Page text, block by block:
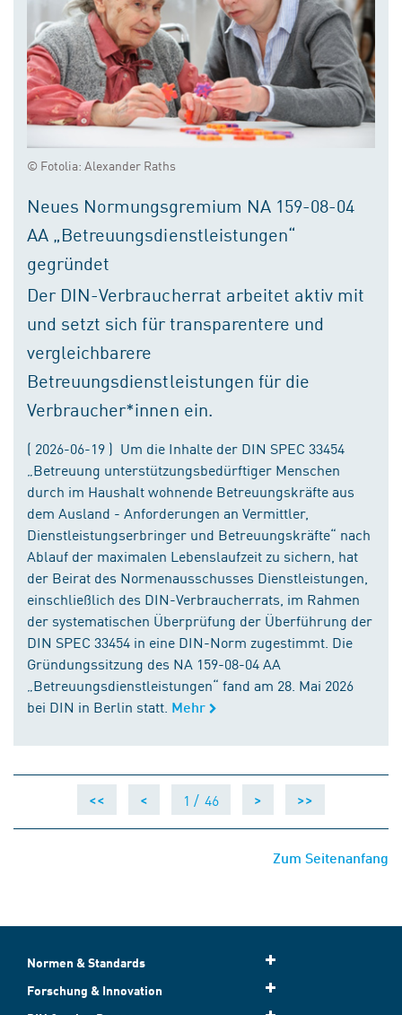
© Fotolia: Alexander Raths
Neues Normungsgremium NA 159-08-04
AA „Betreuungsdienstleistungen“
gegründet
Der DIN-Verbraucherrat arbeitet aktiv mit
und setzt sich für transparentere und
vergleichbarere
Betreuungsdienstleistungen für die
Verbraucher*innen ein.
( 2026-06-19 ) Um die Inhalte der DIN SPEC 33454
„Betreuung unterstützungsbedürftiger Menschen
durch im Haushalt wohnende Betreuungskräfte aus
dem Ausland - Anforderungen an Vermittler,
Dienstleistungserbringer und Betreuungskräfte“ nach
Ablauf der maximalen Lebenslaufzeit zu sichern, hat
der Beirat des Normenausschusses Dienstleistungen,
einschließlich des DIN-Verbraucherrats, im Rahmen
der systematischen Überprüfung der Überführung der
DIN SPEC 33454 in eine DIN-Norm zugestimmt. Die
Gründungssitzung des NA 159-08-04 AA
„Betreuungsdienstleistungen“ fand am 28. Mai 2026
bei DIN in Berlin statt. Mehr
<< < 1 / 46 > >>
Zum Seitenanfang
Normen & Standards
Forschung & Innovation